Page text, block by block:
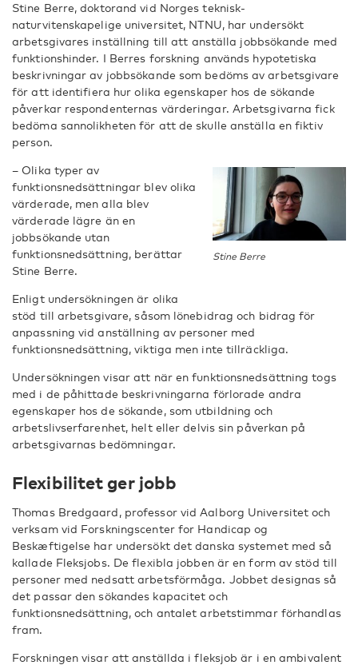
Stine Berre, doktorand vid Norges teknisk-
naturvitenskapelige universitet, NTNU, har undersökt
arbetsgivares inställning till att anställa jobbsökande med
funktionshinder. I Berres forskning används hypotetiska
beskrivningar av jobbsökande som bedöms av arbetsgivare
för att identifiera hur olika egenskaper hos de sökande
påverkar respondenternas värderingar. Arbetsgivarna fick
bedöma sannolikheten för att de skulle anställa en fiktiv
person.
Stine Berre
– Olika typer av
funktionsnedsättningar blev olika
värderade, men alla blev
värderade lägre än en
jobbsökande utan
funktionsnedsättning, berättar
Stine Berre.
Enligt undersökningen är olika
stöd till arbetsgivare, såsom lönebidrag och bidrag för
anpassning vid anställning av personer med
funktionsnedsättning, viktiga men inte tillräckliga.
Undersökningen visar att när en funktionsnedsättning togs
med i de påhittade beskrivningarna förlorade andra
egenskaper hos de sökande, som utbildning och
arbetslivserfarenhet, helt eller delvis sin påverkan på
arbetsgivarnas bedömningar.
Flexibilitet ger jobb
Thomas Bredgaard, professor vid Aalborg Universitet och
verksam vid Forskningscenter for Handicap og
Beskæftigelse har undersökt det danska systemet med så
kallade Fleksjobs. De flexibla jobben är en form av stöd till
personer med nedsatt arbetsförmåga. Jobbet designas så
det passar den sökandes kapacitet och
funktionsnedsättning, och antalet arbetstimmar förhandlas
fram.
Forskningen visar att anställda i fleksjob är i en ambivalent